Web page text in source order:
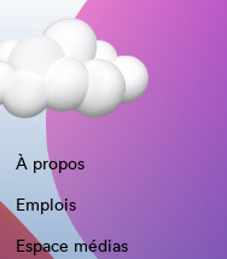
À propos
Emplois
Espace médias